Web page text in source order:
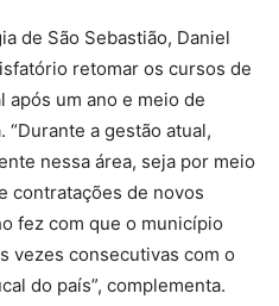
de São Sebastião, Daniel
retomar os cursos de
após um ano e meio de
a gestão atual,
nessa área, seja por meio
contratações de novos
fez com que o município
vezes consecutivas com o
do país”, complementa.